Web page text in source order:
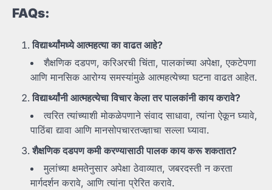
FAQs:
विद्यार्थ्यांमध्येआत्महत्याकावाढतआहे?
शैक्षणिक दडपण, करिअरची चिंता, पालकांच्या अपेक्षा, एकटेपणा
आणि मानसिक आरोग्य समस्यांमुळे आत्महत्येच्या घटना वाढत आहेत.
विद्यार्थ्यांनीआत्महत्येचाविचारकेलातरपालकांनीकायकरावे?
त्वरित त्यांच्याशी मोकळेपणाने संवाद साधावा, त्यांना ऐकून घ्यावे,
पाठिंबा द्यावा आणि मानसोपचारतज्ज्ञाचा सल्ला घ्यावा.
शैक्षणिकदडपणकमीकरण्यासाठीपालककायकरूशकतात?
मुलांच्या क्षमतेनुसार अपेक्षा ठेवाव्यात, जबरदस्ती न करता
मार्गदर्शन करावे, आणि त्यांना प्रेरित करावे.